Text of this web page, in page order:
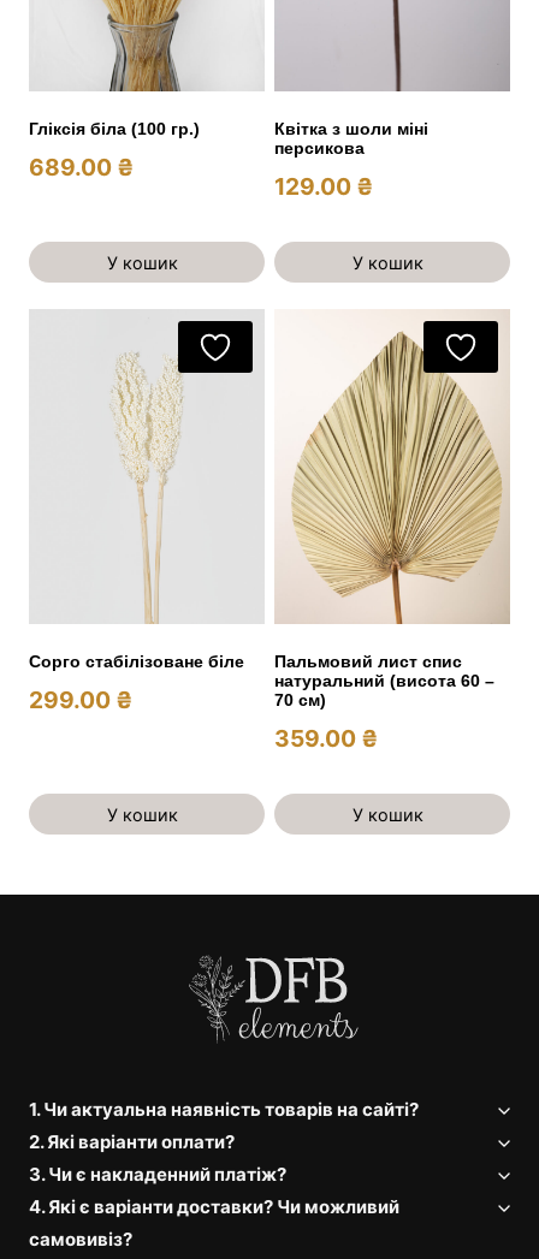
Гліксія біла (100 гр.)
689.00 ₴
У кошик
Квітка з шоли міні
персикова
129.00 ₴
У кошик
Сорго стабілізоване біле
299.00 ₴
У кошик
Пальмовий лист спис
натуральний (висота 60 –
70 см)
359.00 ₴
У кошик
1. Чи актуальна наявність товарів на сайті?
2. Які варіанти оплати?
3. Чи є накладенний платіж?
4. Які є варіанти доставки? Чи можливий
самовивіз?